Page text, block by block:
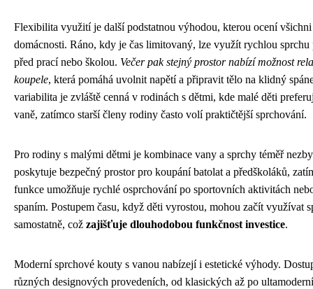
Flexibilita využití je další podstatnou výhodou, kterou ocení
domácnosti. Ráno, kdy je čas limitovaný, lze využít rychlou sprchu
před prací nebo školou. Večer pak stejný prostor nabízí možnost
koupele, která pomáhá uvolnit napětí a připravit tělo na klidný
variabilita je zvláště cenná v rodinách s dětmi, kde malé děti
vaně, zatímco starší členy rodiny často volí praktičtější sprchování.
Pro rodiny s malými dětmi je kombinace vany a sprchy téměř
poskytuje bezpečný prostor pro koupání batolat a předškoláků,
funkce umožňuje rychlé osprchování po sportovních aktivitách
spaním. Postupem času, když děti vyrostou, mohou začít využívat
samostatně, což zajišťuje dlouhodobou funkčnost investice.
Moderní sprchové kouty s vanou nabízejí i estetické výhody.
různých designových provedeních, od klasických až po